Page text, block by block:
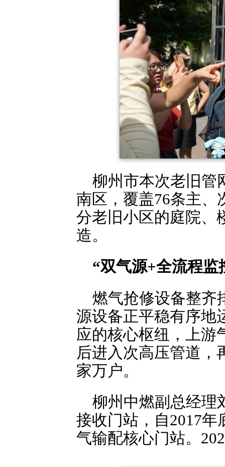
柳州市本次老旧管
南区，覆盖76条主、
分老旧小区的庭院、
造。
“双气源+全流程监
燃气抢修设备整齐
源设备正平稳有序
应的核心枢纽，上游
后进入次高压管道，
家万户。
柳州中燃副总经理
接收门站，自2017
气输配核心门站。